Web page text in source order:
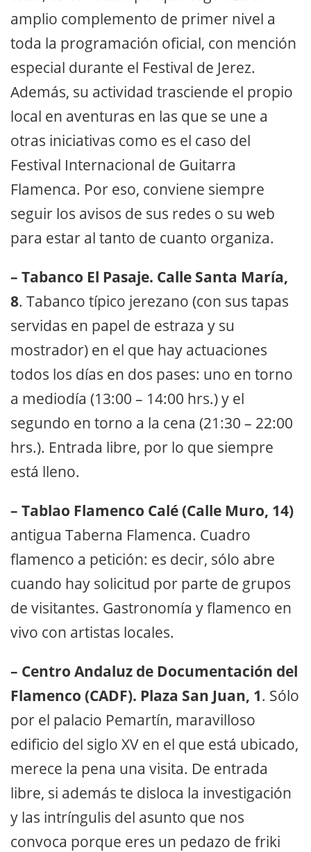
amplio complemento de primer nivel a
toda la programación oficial, con mención
especial durante el Festival de Jerez.
Además, su actividad trasciende el propio
local en aventuras en las que se une a
otras iniciativas como es el caso del
Festival Internacional de Guitarra
Flamenca. Por eso, conviene siempre
seguir los avisos de sus redes o su web
para estar al tanto de cuanto organiza.
– Tabanco El Pasaje. Calle Santa María,
8. Tabanco típico jerezano (con sus tapas
servidas en papel de estraza y su
mostrador) en el que hay actuaciones
todos los días en dos pases: uno en torno
a mediodía (13:00 – 14:00 hrs.) y el
segundo en torno a la cena (21:30 – 22:00
hrs.). Entrada libre, por lo que siempre
está lleno.
– Tablao Flamenco Calé (Calle Muro, 14)
antigua Taberna Flamenca. Cuadro
flamenco a petición: es decir, sólo abre
cuando hay solicitud por parte de grupos
de visitantes. Gastronomía y flamenco en
vivo con artistas locales.
– Centro Andaluz de Documentación del
Flamenco (CADF). Plaza San Juan, 1. Sólo
por el palacio Pemartín, maravilloso
edificio del siglo XV en el que está ubicado,
merece la pena una visita. De entrada
libre, si además te disloca la investigación
y las intríngulis del asunto que nos
convoca porque eres un pedazo de friki